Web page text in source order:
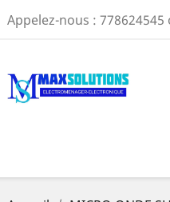
Appelez-nous : 778624545